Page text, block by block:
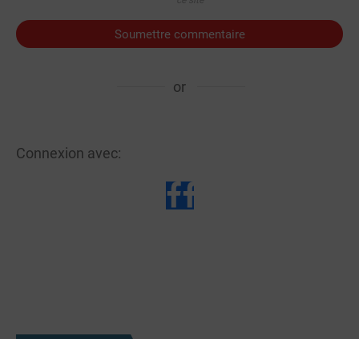
Soumettre commentaire
or
Connexion avec: